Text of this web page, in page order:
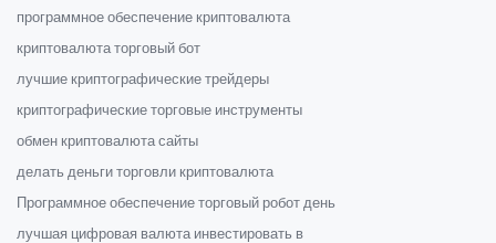
программное обеспечение криптовалюта
криптовалюта торговый бот
лучшие криптографические трейдеры
криптографические торговые инструменты
обмен криптовалюта сайты
делать деньги торговли криптовалюта
Программное обеспечение торговый робот день
лучшая цифровая валюта инвестировать в